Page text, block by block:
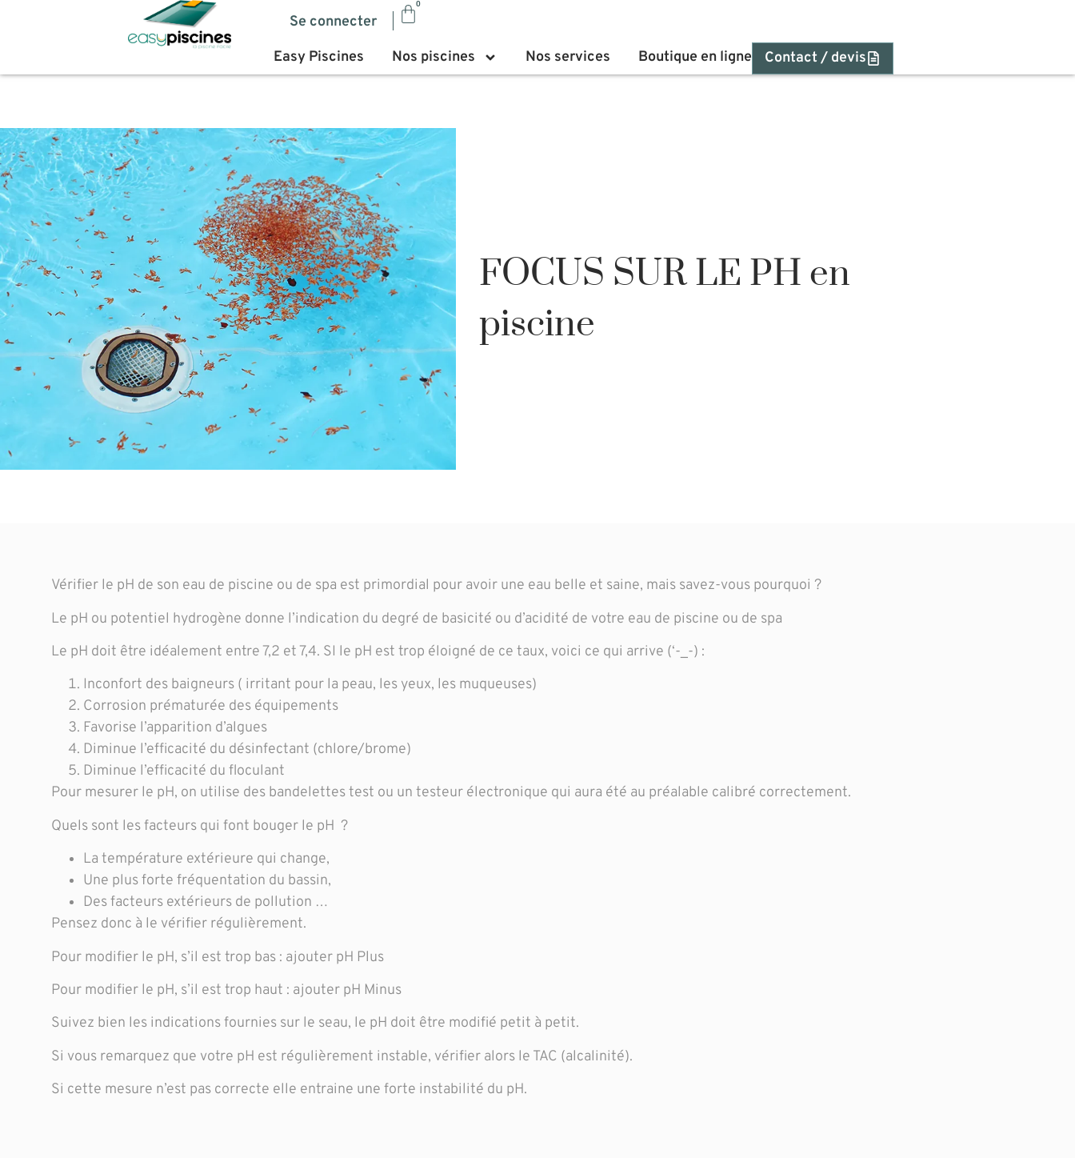
Se connecter
0
Easy Piscines Nos piscines Nos services Boutique en ligne Contact / devis
FOCUS SUR LE PH en
piscine
Vérifier le pH de son eau de piscine ou de spa est primordial pour avoir une eau belle et saine, mais savez-vous pourquoi ?
Le pH ou potentiel hydrogène donne l’indication du degré de basicité ou d’acidité de votre eau de piscine ou de spa
Le pH doit être idéalement entre 7,2 et 7,4. SI le pH est trop éloigné de ce taux, voici ce qui arrive (‘-_-) :
Inconfort des baigneurs ( irritant pour la peau, les yeux, les muqueuses)
Corrosion prématurée des équipements
Favorise l’apparition d’algues
Diminue l’efficacité du désinfectant (chlore/brome)
Diminue l’efficacité du floculant
Pour mesurer le pH, on utilise des bandelettes test ou un testeur électronique qui aura été au préalable calibré correctement.
Quels sont les facteurs qui font bouger le pH ?
La température extérieure qui change,
Une plus forte fréquentation du bassin,
Des facteurs extérieurs de pollution …
Pensez donc à le vérifier régulièrement.
Pour modifier le pH, s’il est trop bas : ajouter pH Plus
Pour modifier le pH, s’il est trop haut : ajouter pH Minus
Suivez bien les indications fournies sur le seau, le pH doit être modifié petit à petit.
Si vous remarquez que votre pH est régulièrement instable, vérifier alors le TAC (alcalinité).
Si cette mesure n’est pas correcte elle entraine une forte instabilité du pH.